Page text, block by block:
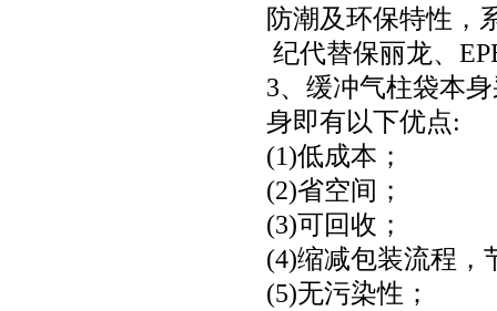
防潮及环保特性，
纪代替保丽龙、
3、缓冲气柱袋本
身即有以下优点:
(1)低成本；
(2)省空间；
(3)可回收；
(4)缩减包装流程
(5)无污染性；